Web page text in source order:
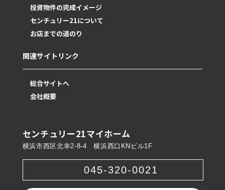
投資物件の完成イメージ
センチュリー21について
お店までの道のり
関連サイトリンク
総合サイトへ
会社概要
センチュリー21マイホーム
横浜市西区北幸2-8-4 横浜西口KNビル1F
045-320-0021